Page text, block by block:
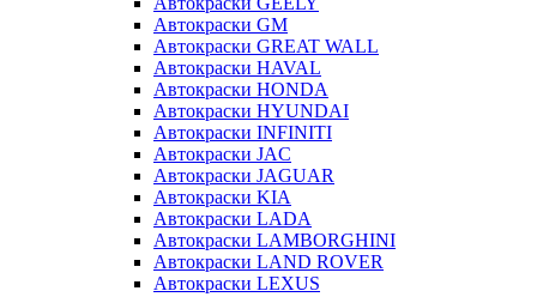
Автокраски GM
Автокраски GREAT WALL
Автокраски HAVAL
Автокраски HONDA
Автокраски HYUNDAI
Автокраски INFINITI
Автокраски JAC
Автокраски JAGUAR
Автокраски KIA
Автокраски LADA
Автокраски LAMBORGHINI
Автокраски LAND ROVER
Автокраски LEXUS